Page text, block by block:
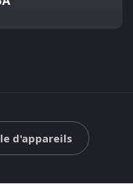
d'appareils